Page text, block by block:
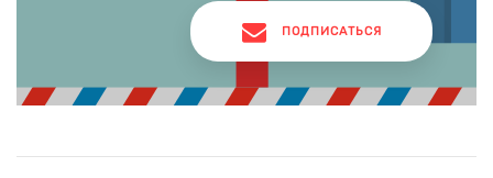
ПОДПИСАТЬСЯ